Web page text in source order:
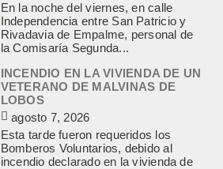
En la noche del viernes, en calle
Independencia entre San Patricio y
Rivadavia de Empalme, personal de
la Comisaría Segunda...
INCENDIO EN LA VIVIENDA DE UN
VETERANO DE MALVINAS DE
LOBOS
agosto 7, 2026
Esta tarde fueron requeridos los
Bomberos Voluntarios, debido al
incendio declarado en la vivienda de